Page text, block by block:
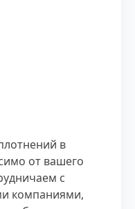
в
от вашего
с
компаниями,